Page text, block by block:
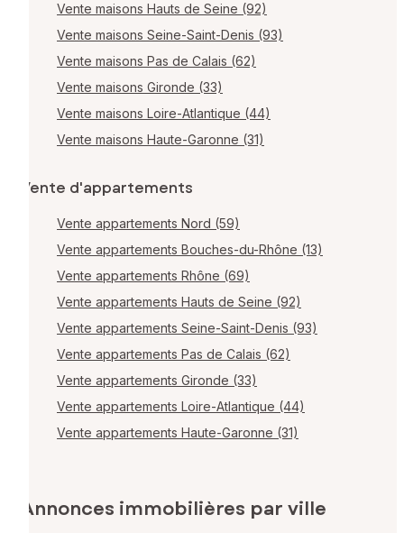
Vente maisons Hauts de Seine (92)
Vente maisons Seine-Saint-Denis (93)
Vente maisons Pas de Calais (62)
Vente maisons Gironde (33)
Vente maisons Loire-Atlantique (44)
Vente maisons Haute-Garonne (31)
Vente d'appartements
Vente appartements Nord (59)
Vente appartements Bouches-du-Rhône (13)
Vente appartements Rhône (69)
Vente appartements Hauts de Seine (92)
Vente appartements Seine-Saint-Denis (93)
Vente appartements Pas de Calais (62)
Vente appartements Gironde (33)
Vente appartements Loire-Atlantique (44)
Vente appartements Haute-Garonne (31)
Annonces immobilières par ville